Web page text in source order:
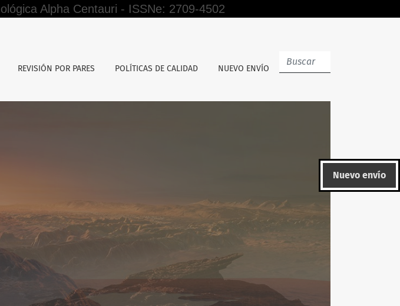
Alpha Centauri - ISSNe: 2709-4502
REVISIÓN POR PARES POLÍTICAS DE CALIDAD NUEVO ENVÍO
Nuevo envío